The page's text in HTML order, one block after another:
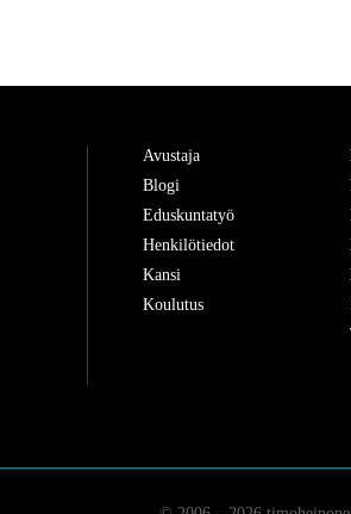
Avustaja
Blogi
Eduskuntatyö
Henkilötiedot
Kansi
Koulutus